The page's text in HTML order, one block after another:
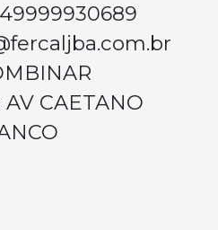
49999930689
AV CAETANO